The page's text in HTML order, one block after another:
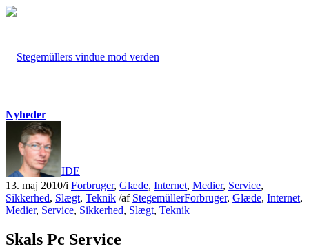
FORSIDE
Nyheder
13. maj 2010/i Forbruger, Glæde, Internet, Medier, Service,
Sikkerhed, Slægt, Teknik /af StegemüllerForbruger, Glæde, Internet,
Medier, Service, Sikkerhed, Slægt, Teknik
Skals Pc Service